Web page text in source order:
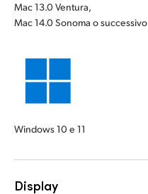
Mac 13.0 Ventura,
Mac 14.0 Sonoma o successivo
Windows 10 e 11
Display